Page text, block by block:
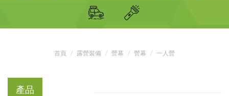
首頁 露營裝備 營幕 營幕 一人營
產品